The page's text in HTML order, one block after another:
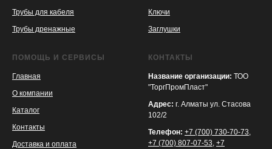
Трубы для кабеля
Трубы дренажные
Ключи
Заглушки
ПОМОЩЬ И СЕРВИСЫ
Главная
О компании
Каталог
Контакты
Доставка и оплата
КОНТАКТЫ
Название организации: ТОО
"ТоргПромПласт"
Адрес: г. Алматы ул. Стасова
102/2
Телефон: +7 (700) 730-70-73,
+7 (700) 807-07-53, +7